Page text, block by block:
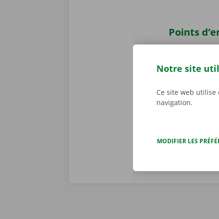
Points
Pick-up Point
transports
bus et en tram.
Notre site
Ce site web
navigation.
MODIFIER LES